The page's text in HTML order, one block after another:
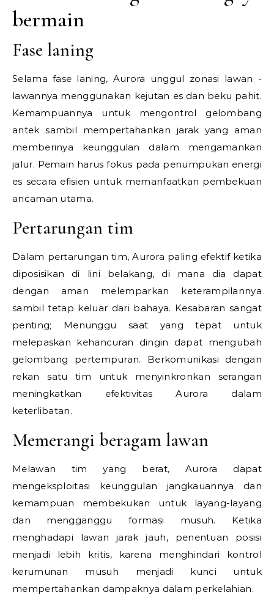
bermain
Fase laning
Selama fase laning, Aurora unggul zonasi lawan -
lawannya menggunakan kejutan es dan beku pahit.
Kemampuannya untuk mengontrol gelombang
antek sambil mempertahankan jarak yang aman
memberinya keunggulan dalam mengamankan
jalur. Pemain harus fokus pada penumpukan energi
es secara efisien untuk memanfaatkan pembekuan
ancaman utama.
Pertarungan tim
Dalam pertarungan tim, Aurora paling efektif ketika
diposisikan di lini belakang, di mana dia dapat
dengan aman melemparkan keterampilannya
sambil tetap keluar dari bahaya. Kesabaran sangat
penting; Menunggu saat yang tepat untuk
melepaskan kehancuran dingin dapat mengubah
gelombang pertempuran. Berkomunikasi dengan
rekan satu tim untuk menyinkronkan serangan
meningkatkan efektivitas Aurora dalam
keterlibatan.
Memerangi beragam lawan
Melawan tim yang berat, Aurora dapat
mengeksploitasi keunggulan jangkauannya dan
kemampuan membekukan untuk layang-layang
dan mengganggu formasi musuh. Ketika
menghadapi lawan jarak jauh, penentuan posisi
menjadi lebih kritis, karena menghindari kontrol
kerumunan musuh menjadi kunci untuk
mempertahankan dampaknya dalam perkelahian.